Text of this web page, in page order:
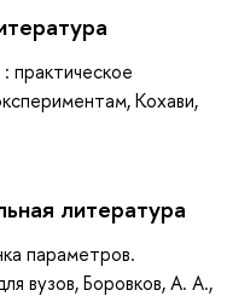
практическое
Кохави,
литература
параметров.
вузов, Боровков, А. А.,